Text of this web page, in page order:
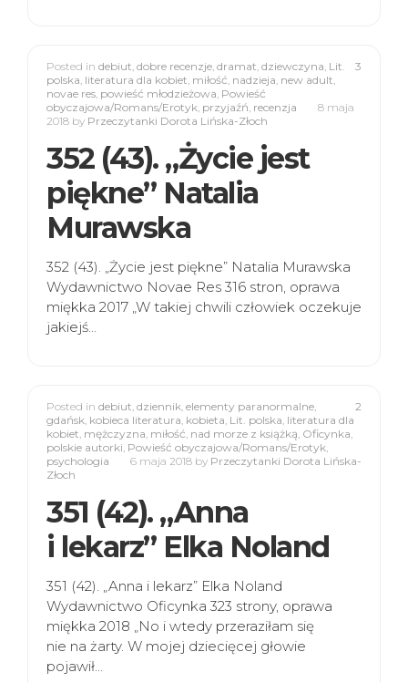
3
Posted in debiut, dobre recenzje, dramat, dziewczyna, Lit.
polska, literatura dla kobiet, miłość, nadzieja, new adult,
novae res, powieść młodzieżowa, Powieść
obyczajowa/Romans/Erotyk, przyjaźń, recenzja
8 maja
2018 by Przeczytanki Dorota Lińska-Złoch
352 (43). „Życie jest
piękne” Natalia
Murawska
352 (43). „Życie jest piękne” Natalia Murawska
Wydawnictwo Novae Res 316 stron, oprawa
miękka 2017 „W takiej chwili człowiek oczekuje
jakiejś…
2
Posted in debiut, dziennik, elementy paranormalne,
gdańsk, kobieca literatura, kobieta, Lit. polska, literatura dla
kobiet, mężczyzna, miłość, nad morze z książką, Oficynka,
polskie autorki, Powieść obyczajowa/Romans/Erotyk,
psychologia
6 maja 2018 by Przeczytanki Dorota Lińska-
Złoch
351 (42). „Anna
i lekarz” Elka Noland
351 (42). „Anna i lekarz” Elka Noland
Wydawnictwo Oficynka 323 strony, oprawa
miękka 2018 „No i wtedy przeraziłam się
nie na żarty. W mojej dziecięcej głowie
pojawił…